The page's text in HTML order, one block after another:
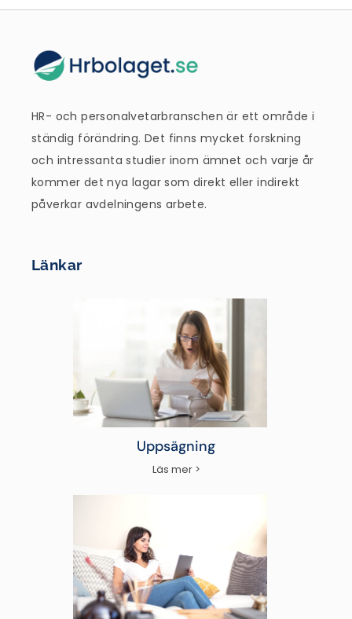
HR- och personalvetarbranschen är ett område i
ständig förändring. Det finns mycket forskning
och intressanta studier inom ämnet och varje år
kommer det nya lagar som direkt eller indirekt
påverkar avdelningens arbete.
Länkar
Uppsägning
Läs mer >